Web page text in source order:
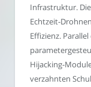
Infrastruktur.
Echtzeit-
Effizienz.
Hijacking-
verzahnten